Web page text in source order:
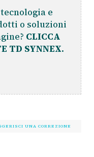
e
o soluzioni
CLICCA
TD SYNNEX.
UNA CORREZIONE